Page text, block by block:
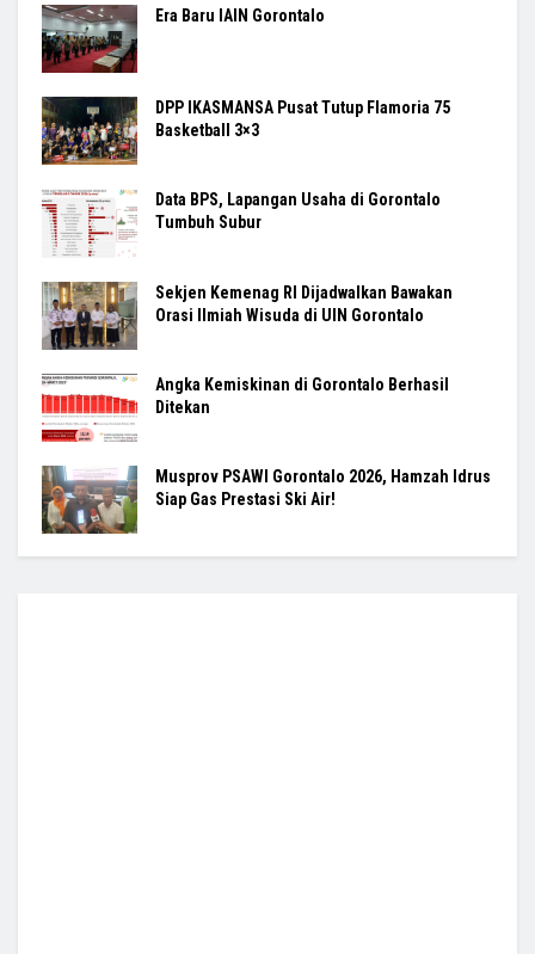
Era Baru IAIN Gorontalo
DPP IKASMANSA Pusat Tutup Flamoria 75
Basketball 3×3
Data BPS, Lapangan Usaha di Gorontalo
Tumbuh Subur
Sekjen Kemenag RI Dijadwalkan Bawakan
Orasi Ilmiah Wisuda di UIN Gorontalo
Angka Kemiskinan di Gorontalo Berhasil
Ditekan
Musprov PSAWI Gorontalo 2026, Hamzah Idrus
Siap Gas Prestasi Ski Air!